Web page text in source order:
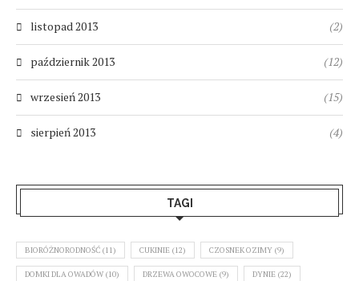
listopad 2013 (2)
październik 2013 (12)
wrzesień 2013 (15)
sierpień 2013 (4)
TAGI
BIORÓŻNORODNOŚĆ (11) CUKINIE (12) CZOSNEK OZIMY (9)
DOMKI DLA OWADÓW (10) DRZEWA OWOCOWE (9) DYNIE (22)